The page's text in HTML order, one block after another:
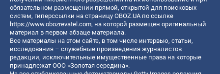
обязательном размещении прямой, открытой для поисковых
систем, гиперссылки на страницу OBOZ.UA по ссылке
https://www.obozrevatel.com, на которой размещен оригинальный
материал в первом абзаце материала.
Все материалы на этом сайте, в том числе интервью, статьи,
исследования – служебные произведения журналистов
редакции, исключительные имущественные права на которые
принадлежат ООО «Золотая середина».